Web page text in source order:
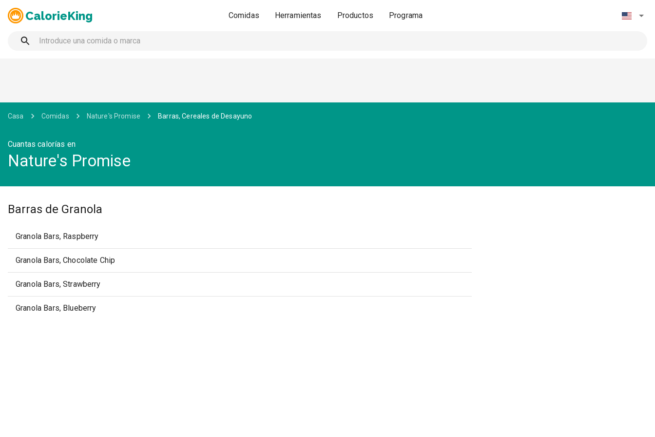
CalorieKing Comidas Herramientas Productos Programa
Casa Comidas Nature's Promise Barras, Cereales de Desayuno
Cuantas calorías en
Nature's Promise
Barras de Granola
Granola Bars, Raspberry
Granola Bars, Chocolate Chip
Granola Bars, Strawberry
Granola Bars, Blueberry